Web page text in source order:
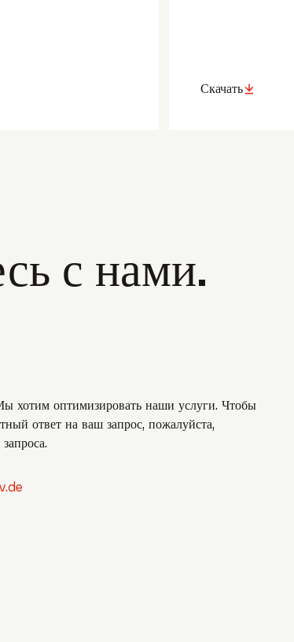
Скачать
с нами.
хотим оптимизировать наши услуги. Чтобы
ответ на ваш запрос, пожалуйста,